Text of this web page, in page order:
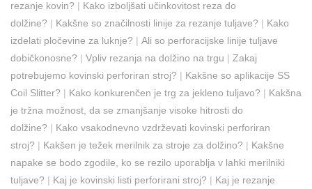
rezanje kovin? | Kako izboljšati učinkovitost reza do
dolžine? | Kakšne so značilnosti linije za rezanje tuljave? | Kako
izdelati pločevine za luknje? | Ali so perforacijske linije tuljave
dobičkonosne? | Vpliv rezanja na dolžino na trgu | Zakaj
potrebujemo kovinski perforiran stroj? | Kakšne so aplikacije SS
Coil Slitter? | Kako konkurenčen je trg za jekleno tuljavo? | Kakšna
je tržna možnost, da se zmanjšanje visoke hitrosti do
dolžine? | Kako vsakodnevno vzdrževati kovinski perforiran
stroj? | Kakšen je težek merilnik za stroje za dolžino? | Kakšne
napake se bodo zgodile, ko se rezilo uporablja v lahki merilniki
tuljave? | Kaj je kovinski listi perforirani stroj? | Kaj je rezanje